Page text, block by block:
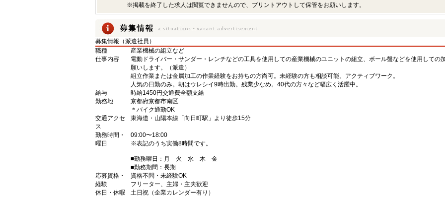
※掲載を終了した求人は閲覧できませんので、プリントアウトして保管をお願いします。
募集情報（派遣社員）
職種
産業機械の組立など
仕事内容
電動ドライバー・サンダー・レンチなどの工具を使用しての産業機械のユニットの組立、ボール盤などを使用しての
願いします。（派遣）
組立作業または金属加工の作業経験をお持ちの方尚可。未経験の方も相談可能。アクティブワーク。
人気の日勤のみ。朝はウレシイ9時出勤。残業少なめ。40代の方々など幅広く活躍中。
給与
時給1450円交通費全額支給
勤務地
京都府京都市南区
＊バイク通勤OK
交通アクセ
ス
東海道・山陽本線「向日町駅」より徒歩15分
勤務時間・
曜日
09:00〜18:00
※表記のうち実働8時間です。
■勤務曜日：月 火 水 木 金
■勤務期間：長期
応募資格・
経験
資格不問・未経験OK
フリーター、主婦・主夫歓迎
休日・休暇
土日祝（企業カレンダー有り）